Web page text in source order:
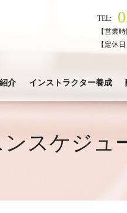
TEL:
【営業
【定休
介 インストラクター養成
スケジュ